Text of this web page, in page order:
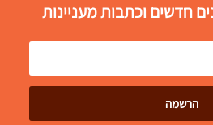
חדשים וכתבות מעניינות